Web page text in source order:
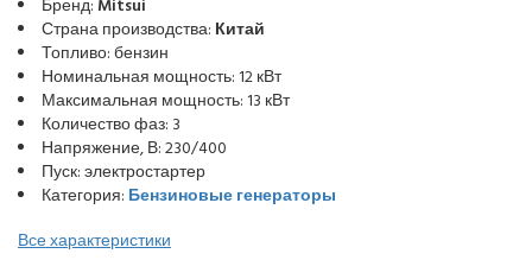
Бренд: Mitsui
Страна производства: Китай
Топливо: бензин
Номинальная мощность: 12 кВт
Максимальная мощность: 13 кВт
Количество фаз: 3
Напряжение, В: 230/400
Пуск: электростартер
Категория: Бензиновые генераторы
Все характеристики